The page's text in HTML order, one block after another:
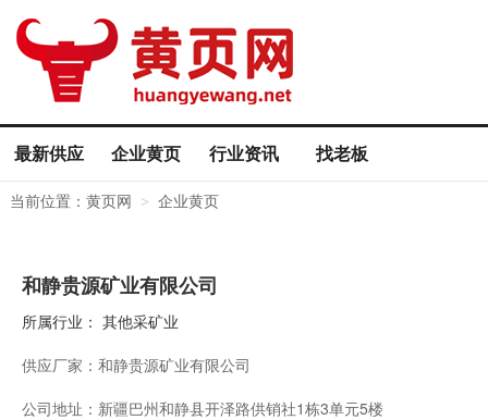
最新供应 企业黄页 行业资讯 找老板
当前位置： 黄页网 > 企业黄页
和静贵源矿业有限公司
所属行业： 其他采矿业
供应厂家： 和静贵源矿业有限公司
公司地址： 新疆巴州和静县开泽路供销社1栋3单元5楼